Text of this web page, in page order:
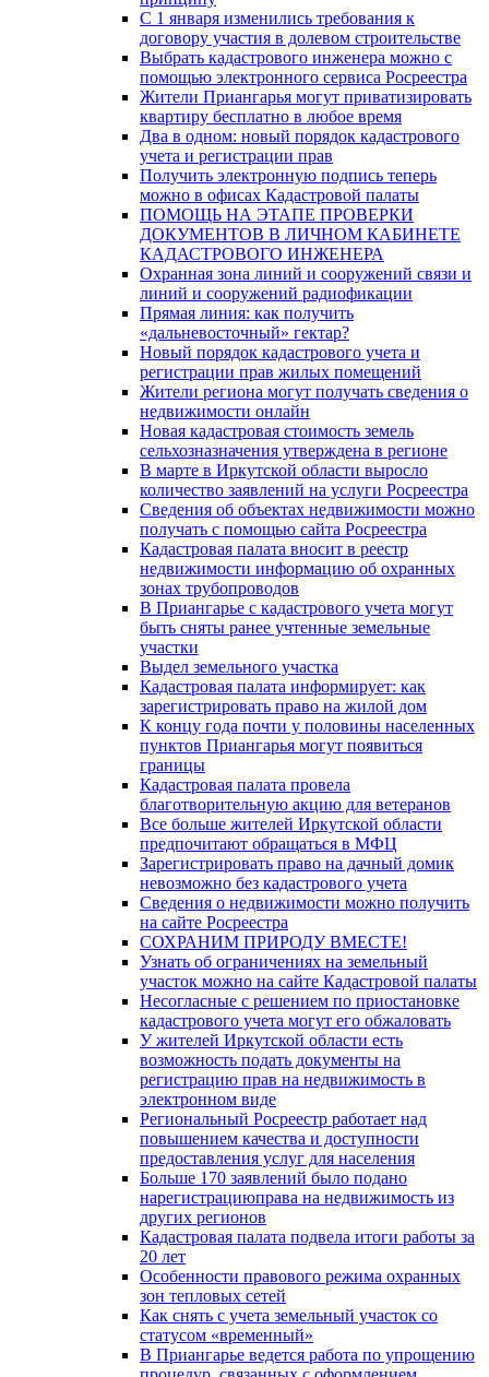
C 1 января изменились требования к
договору участия в долевом строительстве
Выбрать кадастрового инженера можно с
помощью электронного сервиса Росреестра
Жители Приангарья могут приватизировать
квартиру бесплатно в любое время
Два в одном: новый порядок кадастрового
учета и регистрации прав
Получить электронную подпись теперь
можно в офисах Кадастровой палаты
ПОМОЩЬ НА ЭТАПЕ ПРОВЕРКИ
ДОКУМЕНТОВ В ЛИЧНОМ КАБИНЕТЕ
КАДАСТРОВОГО ИНЖЕНЕРА
Охранная зона линий и сооружений связи и
линий и сооружений радиофикации
Прямая линия: как получить
«дальневосточный» гектар?
Новый порядок кадастрового учета и
регистрации прав жилых помещений
Жители региона могут получать сведения о
недвижимости онлайн
Новая кадастровая стоимость земель
сельхозназначения утверждена в регионе
В марте в Иркутской области выросло
количество заявлений на услуги Росреестра
Сведения об объектах недвижимости можно
получать с помощью сайта Росреестра
Кадастровая палата вносит в реестр
недвижимости информацию об охранных
зонах трубопроводов
В Приангарье с кадастрового учета могут
быть сняты ранее учтенные земельные
участки
Выдел земельного участка
Кадастровая палата информирует: как
зарегистрировать право на жилой дом
К концу года почти у половины населенных
пунктов Приангарья могут появиться
границы
Кадастровая палата провела
благотворительную акцию для ветеранов
Все больше жителей Иркутской области
предпочитают обращаться в МФЦ
Зарегистрировать право на дачный домик
невозможно без кадастрового учета
Сведения о недвижимости можно получить
на сайте Росреестра
СОХРАНИМ ПРИРОДУ ВМЕСТЕ!
Узнать об ограничениях на земельный
участок можно на сайте Кадастровой палаты
Несогласные с решением по приостановке
кадастрового учета могут его обжаловать
У жителей Иркутской области есть
возможность подать документы на
регистрацию прав на недвижимость в
электронном виде
Региональный Росреестр работает над
повышением качества и доступности
предоставления услуг для населения
Больше 170 заявлений было подано
нарегистрациюправа на недвижимость из
других регионов
Кадастровая палата подвела итоги работы за
20 лет
Особенности правового режима охранных
зон тепловых сетей
Как снять с учета земельный участок со
статусом «временный»
В Приангарье ведется работа по упрощению